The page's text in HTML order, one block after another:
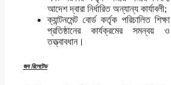
আদেশ দ্বারা নির্ধারিত অন্যান্য কার্যাবলী;
ক্যান্টনমেন্ট বোর্ড কর্তৃক পরিচালিত শিক্ষা
প্রতিষ্ঠানের কার্যক্রমের সমন্বয় ও
তত্ত্বাবধান।
জব রিলেটেড